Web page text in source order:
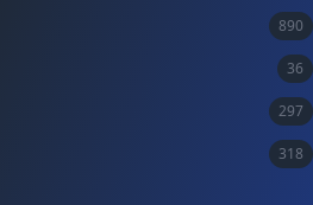
890
36
297
318